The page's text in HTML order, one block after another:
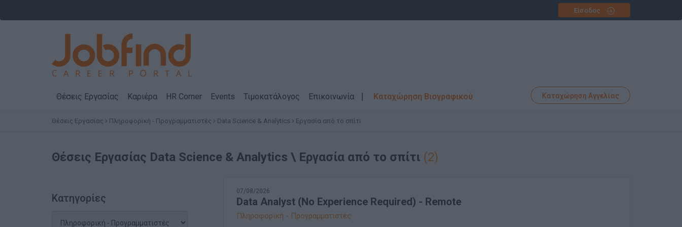
Είσοδος
Θέσεις Εργασίας Καριέρα HR Corner Events Τιμοκατάλογος Επικοινωνία Καταχώρηση Βιογραφικού Καταχώρηση Αγγελίας
Θέσεις Εργασίας Πληροφορική - Προγραμματιστές Data Science & Analytics Εργασία από το σπίτι
Θέσεις Εργασίας Data Science & Analytics \ Εργασία από το σπίτι (2)
Κατηγορίες
07/08/2026
Data Analyst (No Experience Required) - Remote
Πληροφορική - Προγραμματιστές